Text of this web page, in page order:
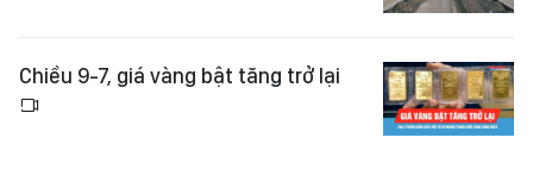
Chiều 9-7, giá vàng bật tăng trở lại